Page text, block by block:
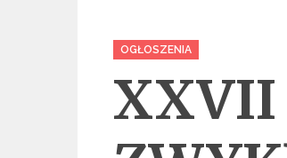
Categories
OGŁOSZENIA
XXVII